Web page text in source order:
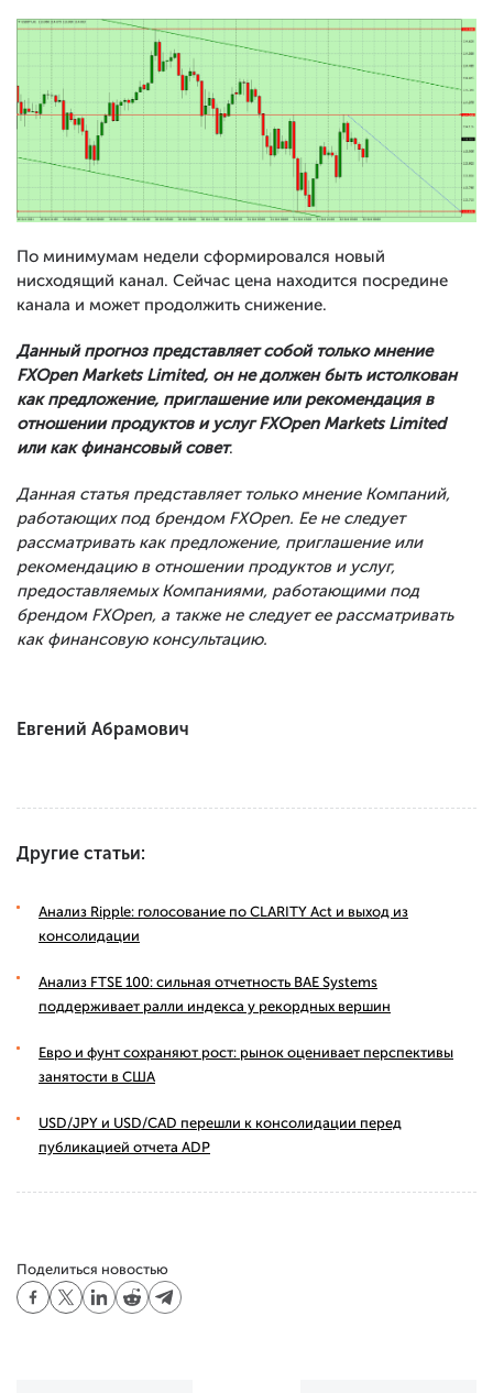
По минимумам недели сформировался новый
нисходящий канал. Сейчас цена находится посредине
канала и может продолжить снижение.
Данный прогноз представляет собой только мнение
FXOpen Markets Limited, он не должен быть истолкован
как предложение, приглашение или рекомендация в
отношении продуктов и услуг FXOpen Markets Limited
или как финансовый совет.
Данная статья представляет только мнение Компаний,
работающих под брендом FXOpen. Ее не следует
рассматривать как предложение, приглашение или
рекомендацию в отношении продуктов и услуг,
предоставляемых Компаниями, работающими под
брендом FXOpen, а также не следует ее рассматривать
как финансовую консультацию.
Евгений Абрамович
Другие статьи:
Анализ Ripple: голосование по CLARITY Act и выход из
консолидации
Анализ FTSE 100: сильная отчетность BAE Systems
поддерживает ралли индекса у рекордных вершин
Евро и фунт сохраняют рост: рынок оценивает перспективы
занятости в США
USD/JPY и USD/CAD перешли к консолидации перед
публикацией отчета ADP
Поделиться новостью